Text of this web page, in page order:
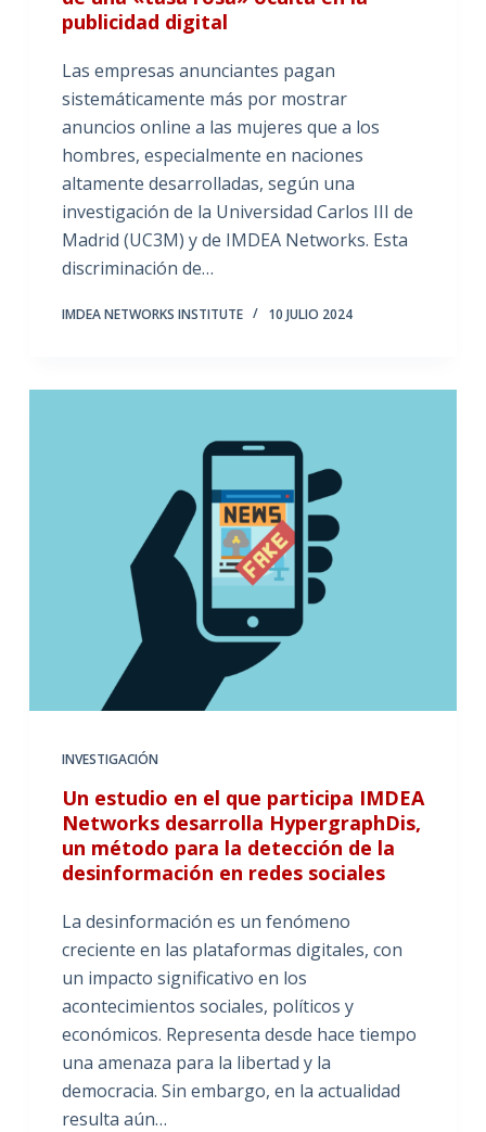
publicidad digital
Las empresas anunciantes pagan
sistemáticamente más por mostrar
anuncios online a las mujeres que a los
hombres, especialmente en naciones
altamente desarrolladas, según una
investigación de la Universidad Carlos III de
Madrid (UC3M) y de IMDEA Networks. Esta
discriminación de…
IMDEA NETWORKS INSTITUTE 10 JULIO 2024
INVESTIGACIÓN
Un estudio en el que participa IMDEA
Networks desarrolla HypergraphDis,
un método para la detección de la
desinformación en redes sociales
La desinformación es un fenómeno
creciente en las plataformas digitales, con
un impacto significativo en los
acontecimientos sociales, políticos y
económicos. Representa desde hace tiempo
una amenaza para la libertad y la
democracia. Sin embargo, en la actualidad
resulta aún…